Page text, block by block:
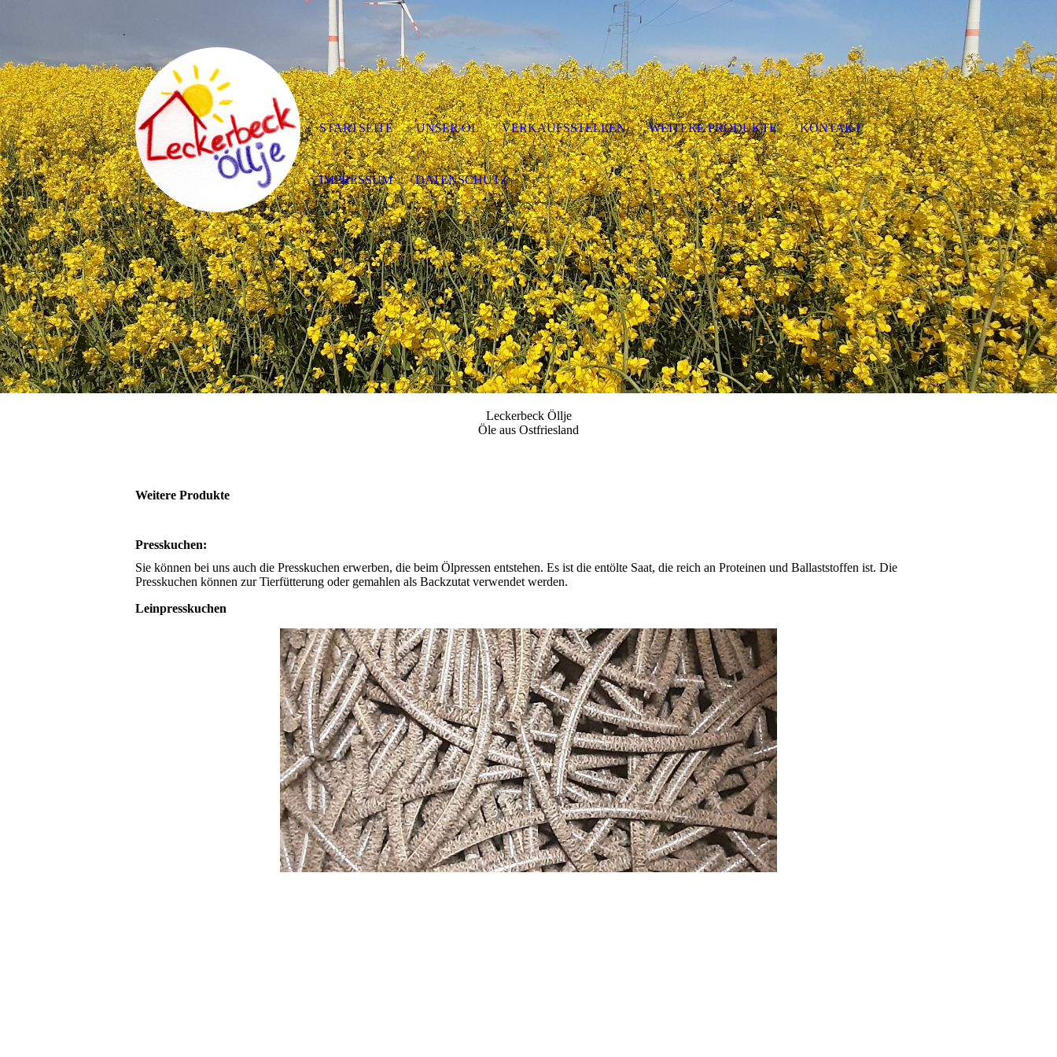
Leckerbeck Öllje
Öle aus Ostfriesland
Weitere Produkte
Presskuchen:
Sie können bei uns auch die Presskuchen erwerben, die beim Ölpressen entstehen. Es ist die entölte Saat, die reich an Proteinen und Ballaststoffen ist. Die
Presskuchen können zur Tierfütterung oder gemahlen als Backzutat verwendet werden.
Leinpresskuchen
STARTSEITE UNSER ÖL VERKAUFSSTELLEN WEITERE PRODUKTE KONTAKT
IMPRESSUM DATENSCHUTZ